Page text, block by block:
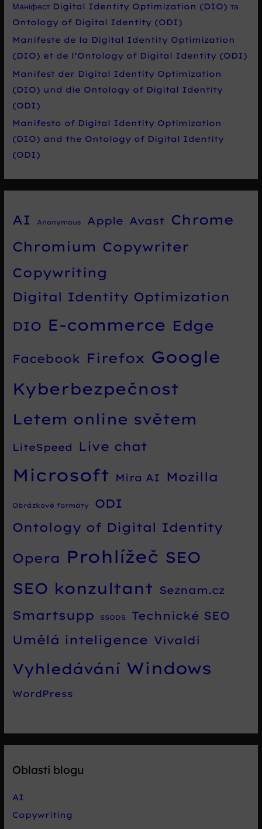
Маніфест Digital Identity Optimization (DIO) та
Ontology of Digital Identity (ODI)
Manifeste de la Digital Identity Optimization
(DIO) et de l’Ontology of Digital Identity (ODI)
Manifest der Digital Identity Optimization
(DIO) und die Ontology of Digital Identity
(ODI)
Manifesto of Digital Identity Optimization
(DIO) and the Ontology of Digital Identity
(ODI)
AI Anonymous Apple Avast
Chrome
Chromium Copywriter
Copywriting
Digital Identity Optimization
DIO E-commerce Edge
Facebook Firefox Google
Kyberbezpečnost
Letem online světem
LiteSpeed Live chat
Microsoft Mira AI Mozilla
Obrázkové formáty ODI
Ontology of Digital Identity
Opera Prohlížeč SEO
SEO konzultant Seznam.cz
Smartsupp SSODS Technické SEO
Umělá inteligence Vivaldi
Vyhledávání Windows
WordPress
Oblasti blogu
AI
Copywriting